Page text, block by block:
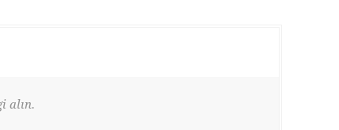
alın.